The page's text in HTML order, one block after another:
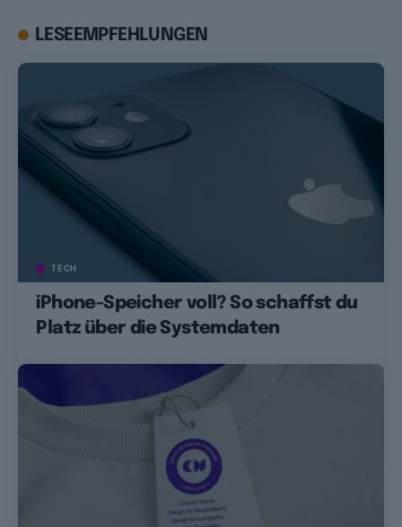
LESEEMPFEHLUNGEN
TECH
iPhone-Speicher voll? So schaffst du
Platz über die Systemdaten